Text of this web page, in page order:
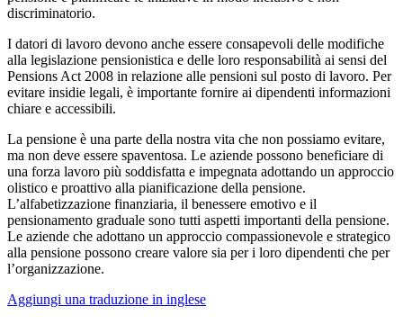
discriminatorio.
I datori di lavoro devono anche essere consapevoli delle modifiche
alla legislazione pensionistica e delle loro responsabilità ai sensi del
Pensions Act 2008 in relazione alle pensioni sul posto di lavoro. Per
evitare insidie legali, è importante fornire ai dipendenti informazioni
chiare e accessibili.
La pensione è una parte della nostra vita che non possiamo evitare,
ma non deve essere spaventosa. Le aziende possono beneficiare di
una forza lavoro più soddisfatta e impegnata adottando un approccio
olistico e proattivo alla pianificazione della pensione.
L’alfabetizzazione finanziaria, il benessere emotivo e il
pensionamento graduale sono tutti aspetti importanti della pensione.
Le aziende che adottano un approccio compassionevole e strategico
alla pensione possono creare valore sia per i loro dipendenti che per
l’organizzazione.
Aggiungi una traduzione in inglese